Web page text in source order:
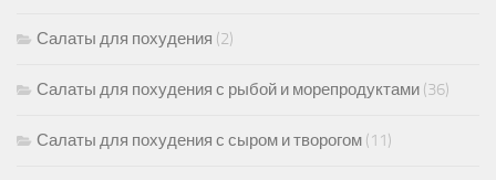
Салаты для похудения (2)
Салаты для похудения с рыбой и морепродуктами (36)
Салаты для похудения с сыром и творогом (11)